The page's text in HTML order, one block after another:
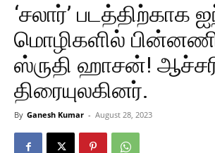
‘சலார்’ படத்திற்காக
மொழிகளில் பின்னணி
ஸ்ருதி ஹாசன்!
திரையுலகினர்.
By Ganesh Kumar - August 28, 2023